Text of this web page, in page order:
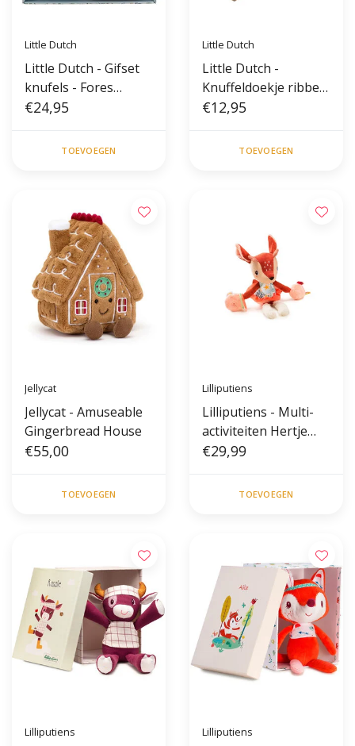
Little Dutch
Little Dutch - Gifset
knufels - Fores
Friends
€24,95
TOEVOEGEN
Little Dutch
Little Dutch -
Knuffeldoekje ribbel -
Vos forest friends
€12,95
TOEVOEGEN
Jellycat
Jellycat - Amuseable
Gingerbread House
€55,00
TOEVOEGEN
Lilliputiens
Lilliputiens - Multi-
activiteiten Hertje
Stella
€29,99
TOEVOEGEN
Lilliputiens Lilliputiens